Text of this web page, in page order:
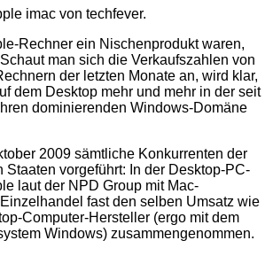
Rechner ein Nischenprodukt waren,
man sich die Verkaufszahlen von
der letzten Monate an, wird klar,
dem Desktop mehr und mehr in der seit
dominierenden Windows-Domäne
2009 sämtliche Konkurrenten der
Staaten vorgeführt: In der Desktop-PC-
laut der NPD Group mit Mac-
fast den selben Umsatz wie
Computer-Hersteller (ergo mit dem
Windows) zusammengenommen.